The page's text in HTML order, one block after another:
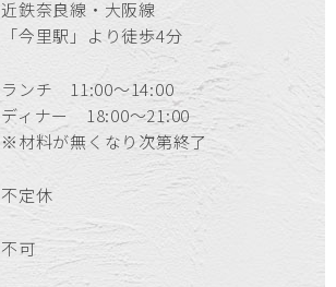
近鉄奈良線・大阪線
「今里駅」より徒歩4分
ランチ 11:00～14:00
ディナー 18:00～21:00
※材料が無くなり次第終了
不定休
不可